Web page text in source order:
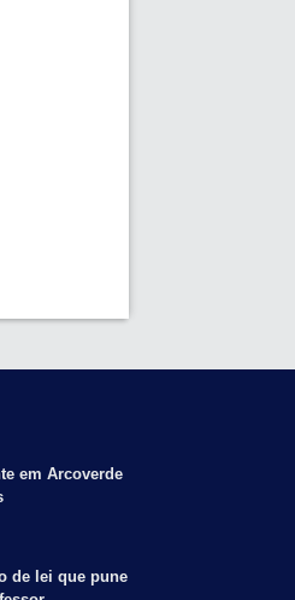
em Arcoverde
de lei que pune